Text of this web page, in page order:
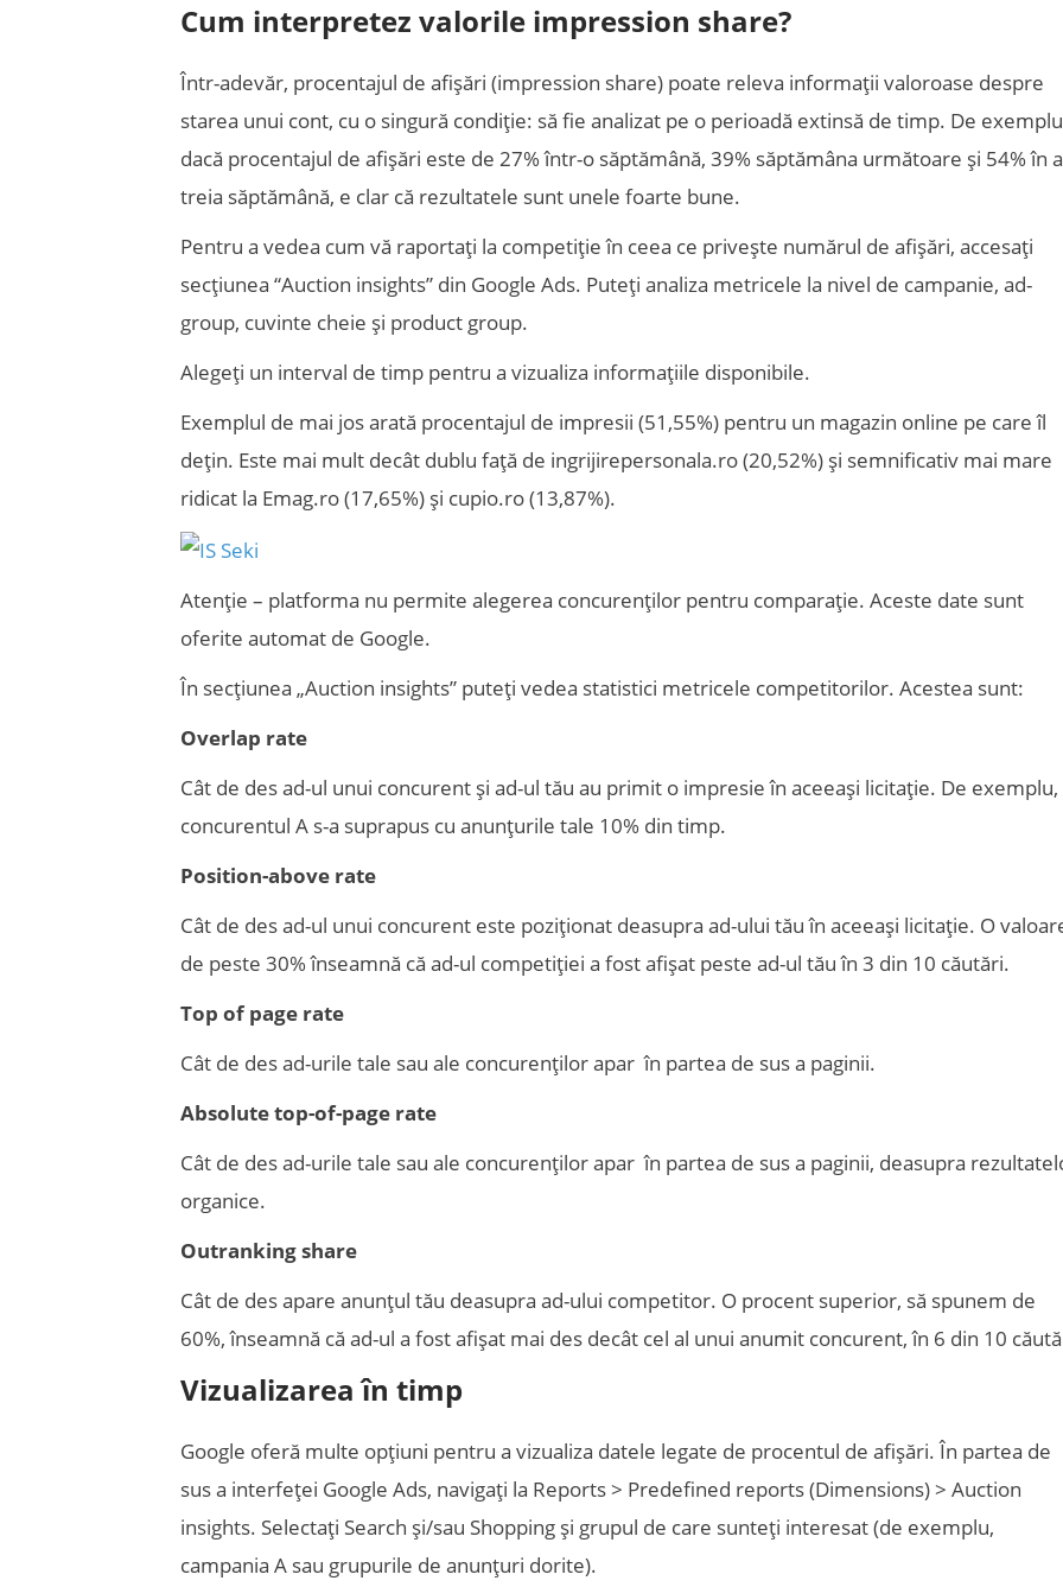
Cum interpretez valorile impression share?
Într-adevăr, procentajul de afișări (impression share) poate releva informații valoroase despre
starea unui cont, cu o singură condiție: să fie analizat pe o perioadă extinsă de timp. De
dacă procentajul de afișări este de 27% într-o săptămână, 39% săptămâna următoare și 54% în a
treia săptămână, e clar că rezultatele sunt unele foarte bune.
Pentru a vedea cum vă raportați la competiție în ceea ce privește numărul de afișări, accesați
secțiunea “Auction insights” din Google Ads. Puteți analiza metricele la nivel de campanie, ad-
group, cuvinte cheie și product group.
Alegeți un interval de timp pentru a vizualiza informațiile disponibile.
Exemplul de mai jos arată procentajul de impresii (51,55%) pentru un magazin online pe care îl
dețin. Este mai mult decât dublu față de ingrijirepersonala.ro (20,52%) și semnificativ mai mare
ridicat la Emag.ro (17,65%) și cupio.ro (13,87%).
Atenție – platforma nu permite alegerea concurenților pentru comparație. Aceste date sunt
oferite automat de Google.
În secțiunea „Auction insights” puteți vedea statistici metricele competitorilor. Acestea sunt:
Overlap rate
Cât de des ad-ul unui concurent și ad-ul tău au primit o impresie în aceeași licitație. De exemplu,
concurentul A s-a suprapus cu anunțurile tale 10% din timp.
Position-above rate
Cât de des ad-ul unui concurent este poziționat deasupra ad-ului tău în aceeași licitație. O
de peste 30% înseamnă că ad-ul competiției a fost afișat peste ad-ul tău în 3 din 10 căutări.
Top of page rate
Cât de des ad-urile tale sau ale concurenților apar în partea de sus a paginii.
Absolute top-of-page rate
Cât de des ad-urile tale sau ale concurenților apar în partea de sus a paginii, deasupra
organice.
Outranking share
Cât de des apare anunțul tău deasupra ad-ului competitor. O procent superior, să spunem de
60%, înseamnă că ad-ul a fost afișat mai des decât cel al unui anumit concurent, în 6 din 10
Vizualizarea în timp
Google oferă multe opțiuni pentru a vizualiza datele legate de procentul de afișări. În partea de
sus a interfeței Google Ads, navigați la Reports > Predefined reports (Dimensions) > Auction
insights. Selectați Search și/sau Shopping și grupul de care sunteți interesat (de exemplu,
campania A sau grupurile de anunțuri dorite).